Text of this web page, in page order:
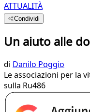
ATTUALITÀ
Condividi
Un aiuto alle
di Danilo Poggio
Le associazioni per la
sulla Ru486